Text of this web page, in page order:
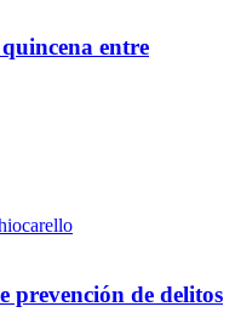
entre
prevención de delitos